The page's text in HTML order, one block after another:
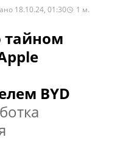
18.10.24, 01:30 1 м.
тайном
BYD